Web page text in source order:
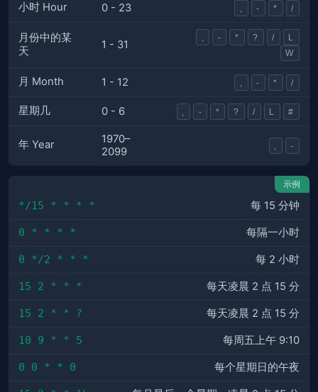
小时 Hour 0 - 23 - * /
月份中的某
天
1 - 31
- * ? /
L
W
月 Month 1 - 12 - * /
星期几 0 - 6 - * ? / L #
年 Year
1970–
2099
-
示例
*/15 * * * * 每 15 分钟
0 * * * * 每隔一小时
0 */2 * * * 每 2 小时
15 2 * * * 每天凌晨 2 点 15 分
15 2 * * ? 每天凌晨 2 点 15 分
10 9 * * 5 每周五上午 9:10
0 0 * * 0 每个星期日的午夜